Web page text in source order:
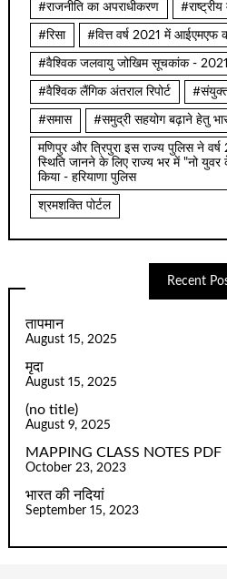
#राजनीति का अपराधीकरण
#रिसा #वित्त वर्ष 2021 में आईएमएफ
#वैश्विक जलवायु जोखिम सूचकांक - 2021
#वैश्विक लैंगिक अंतराल रिपोर्ट #संयुक्त
#समास #समुद्री सहयोग बढ़ाने हेतु
मणिपुर और त्रिपुरा इस राज्य पुलिस ने
स्थिति जानने के लिए राज्य भर में "नो
किया - हरियाणा पुलिस
श्रमशक्ति पोर्टल
Recent
तापमान
August 15, 2025
मृदा
August 15, 2025
(no title)
August 9, 2025
MAPPING CLASS NOTES PDF
October 23, 2023
भारत की नदियां
September 15, 2023